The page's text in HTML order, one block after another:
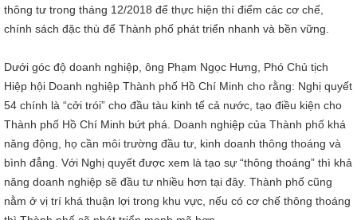
thông tư trong tháng 12/2018 để thực hiện thí điểm các cơ chế,
chính sách đặc thù để Thành phố phát triển nhanh và bền vững.
Dưới góc độ doanh nghiệp, ông Phạm Ngọc Hưng, Phó Chủ tịch
Hiệp hội Doanh nghiệp Thành phố Hồ Chí Minh cho rằng: Nghị quyết
54 chính là “cởi trói” cho đầu tàu kinh tế cả nước, tạo điều kiện cho
Thành phố Hồ Chí Minh bứt phá. Doanh nghiệp của Thành phố khá
năng động, họ cần môi trường đầu tư, kinh doanh thông thoáng và
bình đẳng. Với Nghị quyết được xem là tạo sự “thông thoáng” thì khả
năng doanh nghiệp sẽ đầu tư nhiều hơn tại đây. Thành phố cũng
nằm ở vị trí khá thuận lợi trong khu vực, nếu có cơ chế thông thoáng